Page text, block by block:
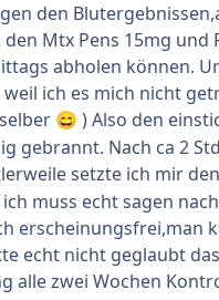
den
Mtx Pens 15mg und
abholen können.
ich es mich nicht
😄 ) Also den
gebrannt. Nach ca 2
setzte ich mir
muss echt sagen
erscheinungsfrei,man
echt nicht geglaubt
alle zwei Wochen